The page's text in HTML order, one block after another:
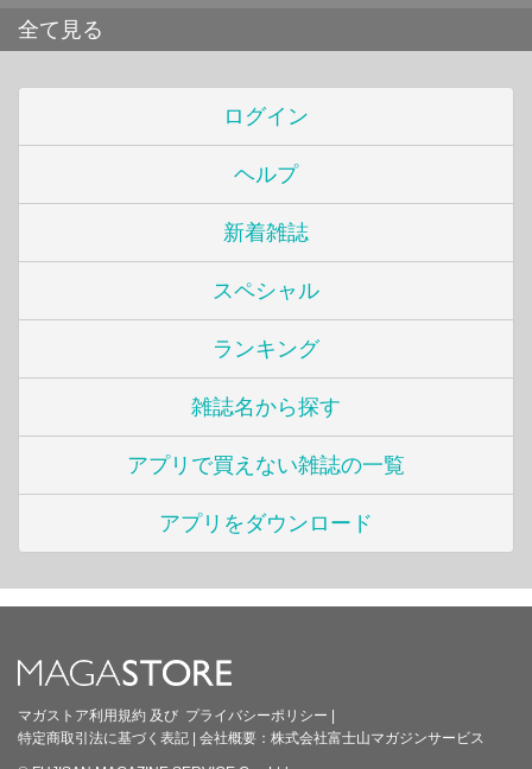
全て見る
ログイン
ヘルプ
新着雑誌
スペシャル
ランキング
雑誌名から探す
アプリで買えない雑誌の一覧
アプリをダウンロード
マガストア利用規約 及び プライバシーポリシー
特定商取引法に基づく表記
会社概要： 株式会社富士山マガジンサービス